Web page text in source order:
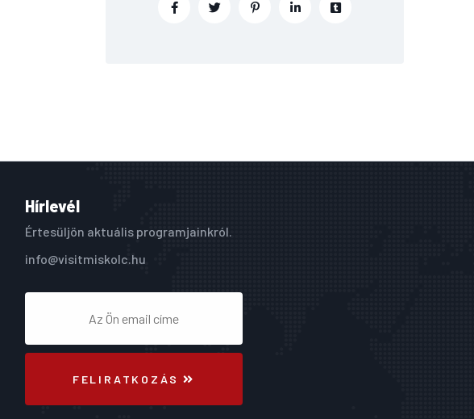
Hírlevél
Értesüljön aktuális programjainkról.
info@visitmiskolc.hu
FELIRATKOZÁS